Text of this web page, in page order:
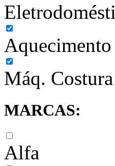
Aquecimento
Máq. Costura
MARCAS:
Alfa